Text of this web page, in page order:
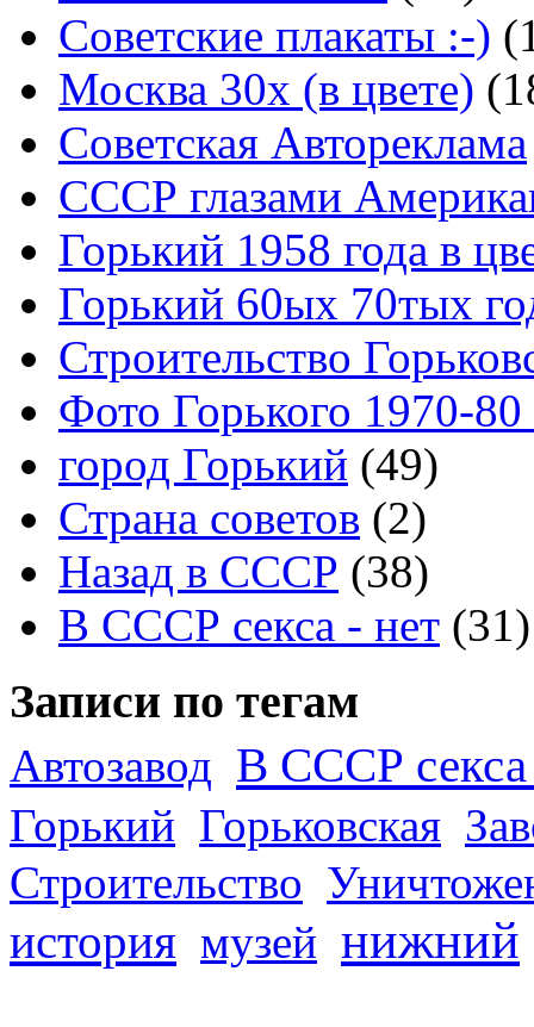
Советские плакаты :-)
Москва 30x (в цвете)
Советская Автореклама
СССР глазами
Горький 1958 года в
Горький 60ых 70тых
Строительство
Фото Горького 1970-80
город Горький (49)
Страна советов (2)
Назад в СССР (38)
В СССР секса - нет (31)
Записи по тегам
Автозавод В СССР секса
Горький Горьковская
Строительство
история музей нижний